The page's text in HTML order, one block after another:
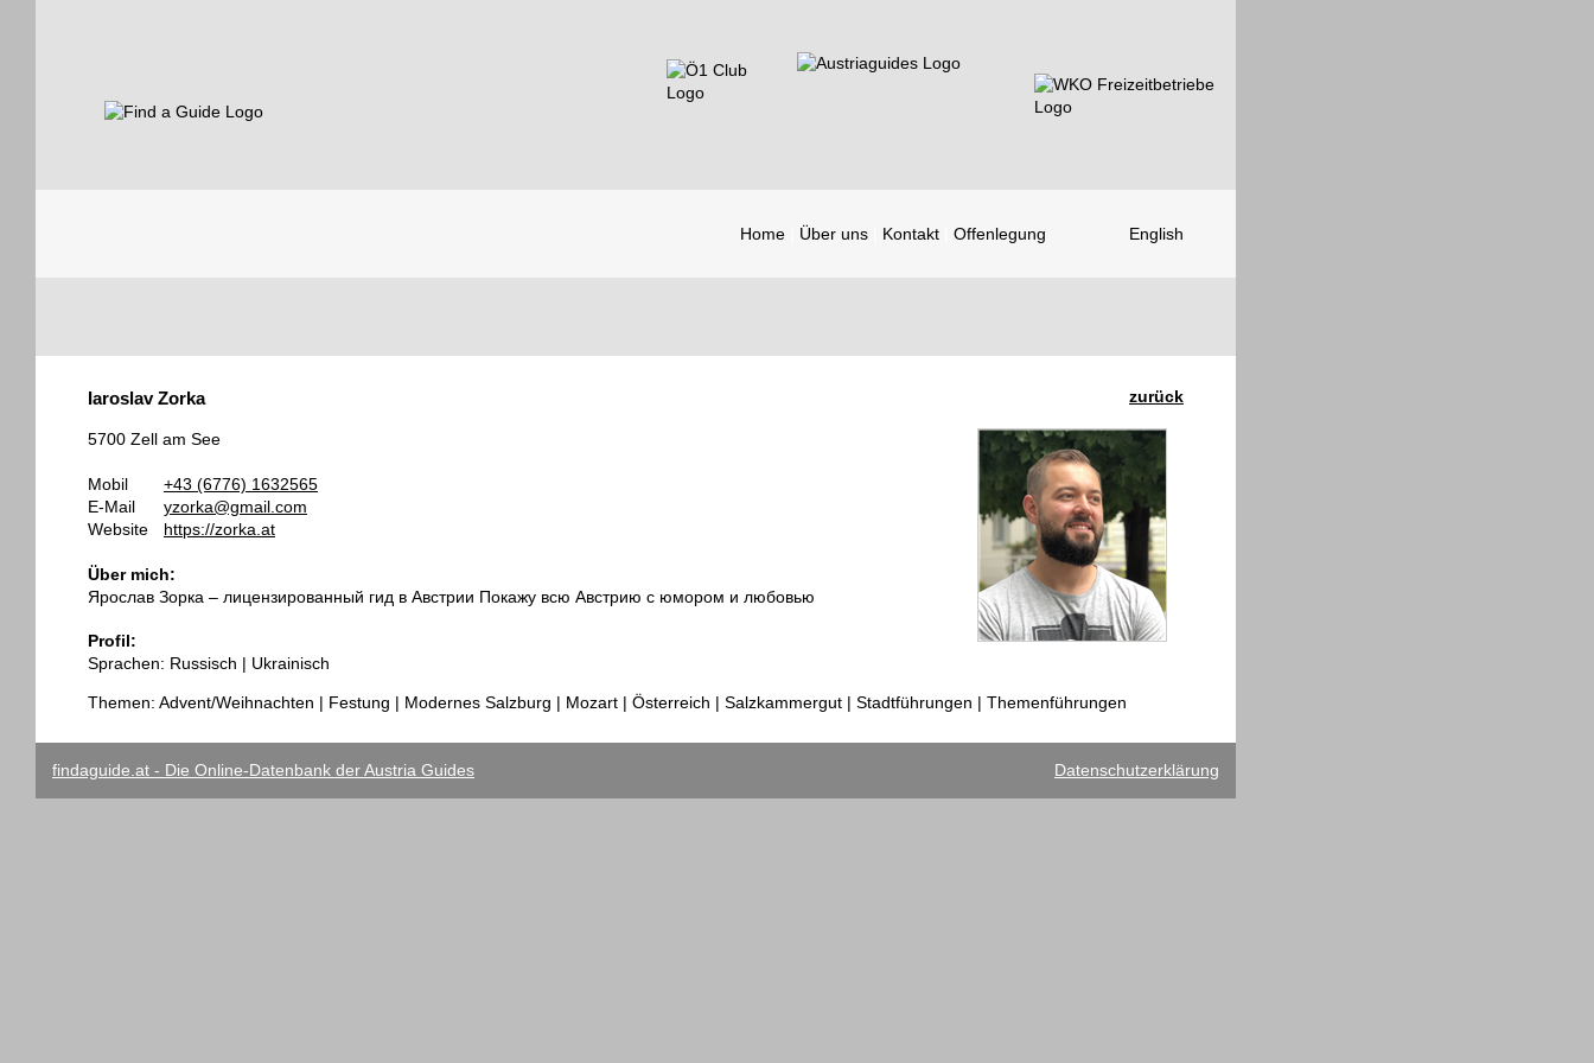
Home Über uns Kontakt Offenlegung English
Guides
zurück
Iaroslav Zorka
5700 Zell am See
Mobil
+43 (6776) 1632565
E-Mail
yzorka@gmail.com
Website
https://zorka.at
Über mich:
Ярослав Зорка – лицензированный гид в Австрии Покажу всю Австрию с юмором и любовью
Profil:
Sprachen: Russisch | Ukrainisch
Themen: Advent/Weihnachten | Festung | Modernes Salzburg | Mozart | Österreich | Salzkammergut | Stadtführungen | Themenführungen
findaguide.at - Die Online-Datenbank der Austria Guides Datenschutzerklärung